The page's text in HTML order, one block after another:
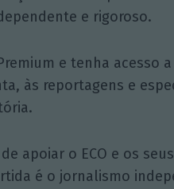
e rigoroso.
e tenha acesso
às reportagens e
apoiar o ECO e os seus
é o jornalismo